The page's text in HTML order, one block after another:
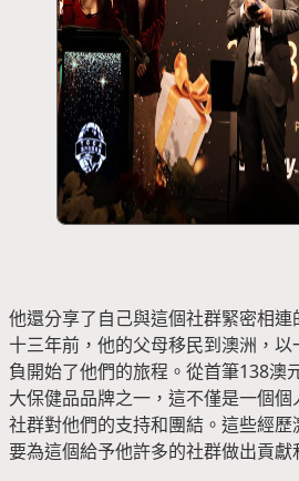
他還分享了自己與這個社群緊密相
十三年前，他的父母移民到澳洲，
負開始了他們的旅程。從首筆138澳
大保健品品牌之一，這不僅是一個
社群對他們的支持和團結。這些經
要為這個給予他許多的社群做出貢獻